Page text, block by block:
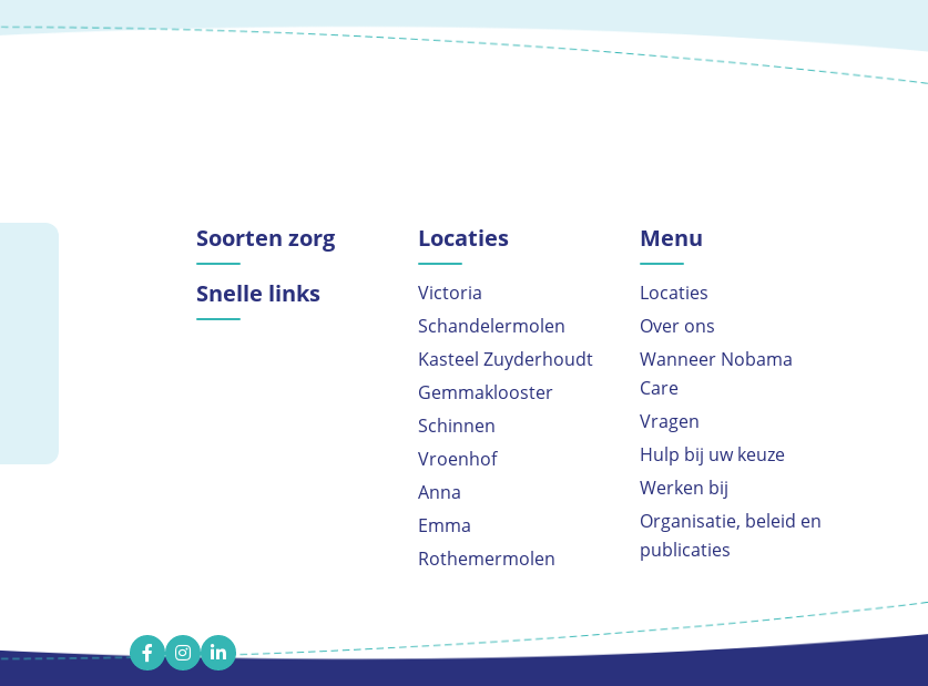
Soorten zorg
Snelle links
Locaties
Victoria
Schandelermolen
Kasteel Zuyderhoudt
Gemmaklooster
Schinnen
Vroenhof
Anna
Emma
Rothemermolen
Menu
Locaties
Over ons
Wanneer Nobama
Care
Vragen
Hulp bij uw keuze
Werken bij
Organisatie, beleid en
publicaties